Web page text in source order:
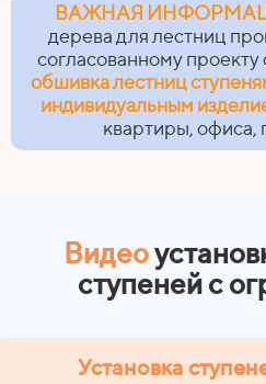
ВАЖНАЯ
дерева для лестниц
согласованному проекту
обшивка лестниц
индивидуальным
квартиры, офиса,
Видео
ступеней с
Установка